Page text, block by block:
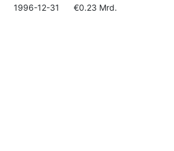
1996-12-31 €0.23 Mrd.